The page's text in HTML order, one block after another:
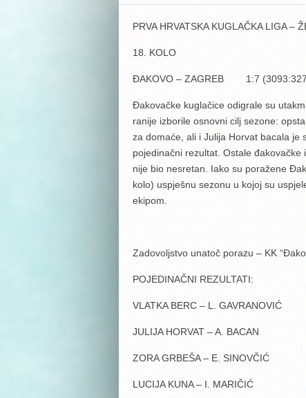
KULTURA
ŠPORT
PRVA HRVATSKA KUGLAČKA LIGA –
18. KOLO
ĐAKOVO – ZAGREB 1:7
Đakovačke kuglačice odigrale su
ranije izborile osnovni cilj sezone:
za domaće, ali i Julija Horvat bacala je
pojedinačni rezultat. Ostale
nije bio nesretan. Iako su poražene
kolo) uspješnu sezonu u kojoj su
ekipom.
Zadovoljstvo unatoč porazu – KK
POJEDINAČNI REZULTATI:
VLATKA BERC – L.
JULIJA HORVAT – A.
ZORA GRBEŠA – E.
LUCIJA KUNA – I. MARIČIĆ